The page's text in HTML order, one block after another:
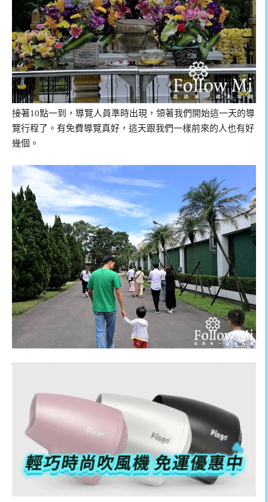
接著10點一到，導覽人員準時出現，領著我們開始這一天的導
覽行程了。有免費導覽真好，這天跟我們一樣前來的人也有好
幾個。